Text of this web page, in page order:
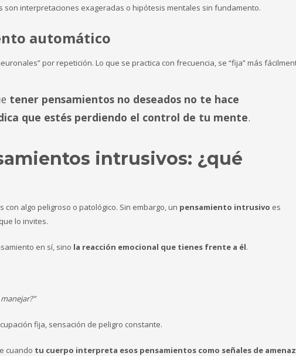
son interpretaciones exageradas o hipótesis mentales sin fundamento.
automático
por repetición. Lo que se practica con frecuencia, se “fija” más
tener pensamientos no deseados no te hace
que estés perdiendo el control de tu mente.
intrusivos: ¿qué
algo peligroso o patológico. Sin embargo, un pensamiento intrusivo es
lo invites.
en sí, sino la reacción emocional que tienes frente a él.
fija, sensación de peligro constante.
cuando tu cuerpo interpreta esos pensamientos como señales de